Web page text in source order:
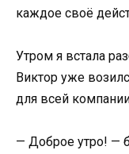
каждое своё
Утром я встала
Виктор уже
для всей
— Доброе утро! —